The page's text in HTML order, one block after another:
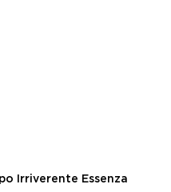
Irriverente Essenza